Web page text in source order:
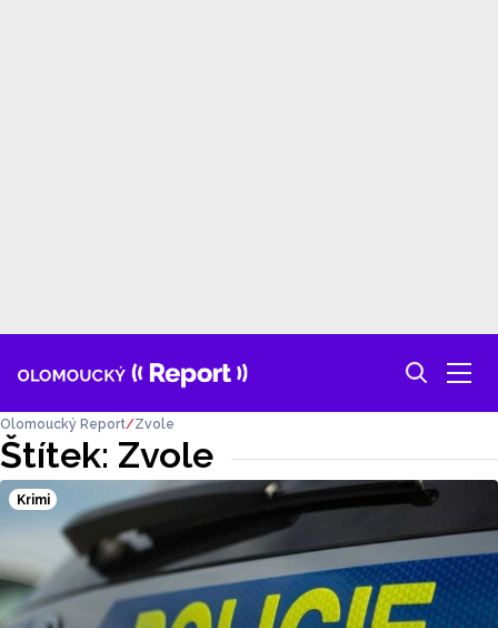
Štítek: Zvole
Olomoucký Report Zvole
Krimi